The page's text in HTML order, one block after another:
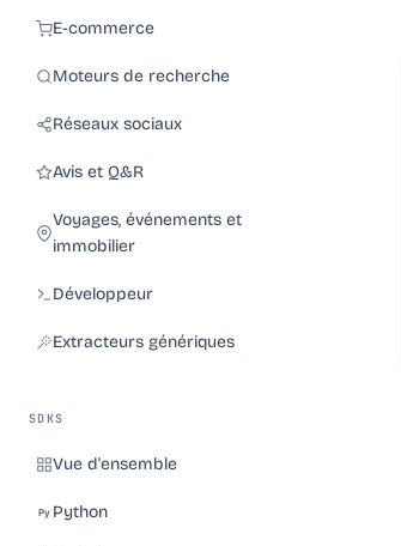
E-commerce
Moteurs de recherche
Réseaux sociaux
Avis et Q&R
Voyages, événements et
immobilier
Développeur
Extracteurs génériques
SDKS
Vue d'ensemble
Python